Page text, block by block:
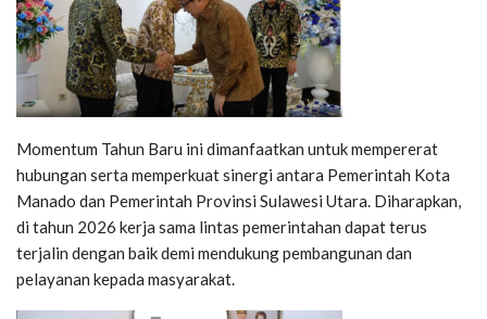
Momentum Tahun Baru ini dimanfaatkan untuk mempererat
hubungan serta memperkuat sinergi antara Pemerintah Kota
Manado dan Pemerintah Provinsi Sulawesi Utara. Diharapkan,
di tahun 2026 kerja sama lintas pemerintahan dapat terus
terjalin dengan baik demi mendukung pembangunan dan
pelayanan kepada masyarakat.